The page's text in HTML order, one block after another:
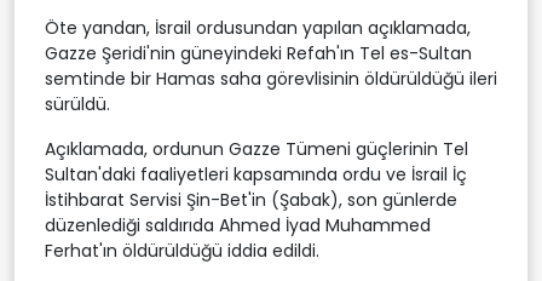
Öte yandan, İsrail ordusundan yapılan açıklamada,
Gazze Şeridi'nin güneyindeki Refah'ın Tel es-Sultan
semtinde bir Hamas saha görevlisinin öldürüldüğü ileri
sürüldü.
Açıklamada, ordunun Gazze Tümeni güçlerinin Tel
Sultan'daki faaliyetleri kapsamında ordu ve İsrail İç
İstihbarat Servisi Şin-Bet'in (Şabak), son günlerde
düzenlediği saldırıda Ahmed İyad Muhammed
Ferhat'ın öldürüldüğü iddia edildi.